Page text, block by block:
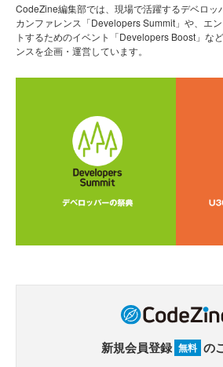
CodeZine編集部では、現場で活躍するデベロッ
カンファレンス「Developers Summit」や、エ
トするためのイベント「Developers Boost」な
ンスを企画・運営しています。
新規会員登録 無料 の